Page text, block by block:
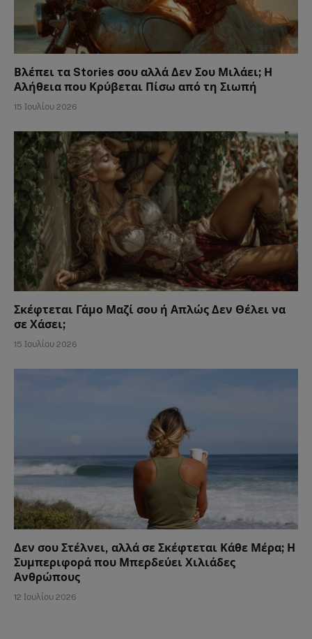
Βλέπει τα Stories σου αλλά Δεν Σου Μιλάει; Η
Αλήθεια που Κρύβεται Πίσω από τη Σιωπή
15 Ιουλίου 2026
Σκέφτεται Γάμο Μαζί σου ή Απλώς Δεν Θέλει να
σε Χάσει;
15 Ιουλίου 2026
Δεν σου Στέλνει, αλλά σε Σκέφτεται Κάθε Μέρα; Η
Συμπεριφορά που Μπερδεύει Χιλιάδες
Ανθρώπους
12 Ιουλίου 2026